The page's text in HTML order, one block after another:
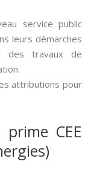
service public
leurs démarches
des travaux de
attributions pour
CEE